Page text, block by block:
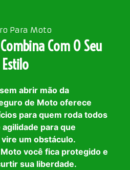
Para Moto
Com O Seu
Estilo
abrir mão da
de Moto oferece
para quem roda todos
para que
um obstáculo.
você fica protegido e
sua liberdade.